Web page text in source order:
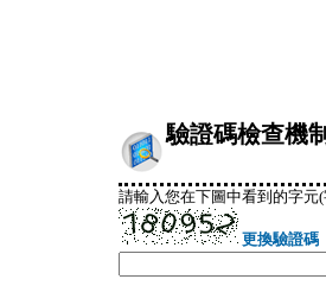
驗證碼檢查機制
請輸入您在下圖中看到的字元
更換驗證碼